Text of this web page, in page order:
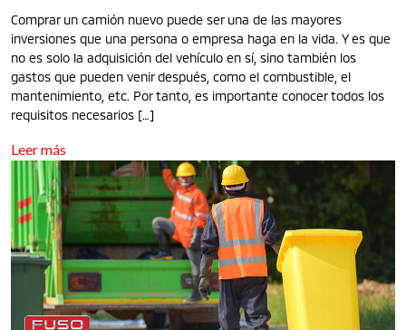
Comprar un camión nuevo puede ser una de las mayores
inversiones que una persona o empresa haga en la vida. Y es que
no es solo la adquisición del vehículo en sí, sino también los
gastos que pueden venir después, como el combustible, el
mantenimiento, etc. Por tanto, es importante conocer todos los
requisitos necesarios […]
Leer más